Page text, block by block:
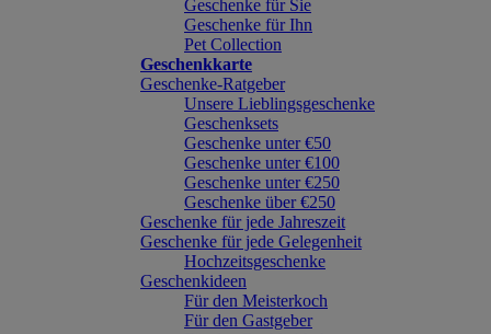
Geschenke für Sie
Geschenke für Ihn
Pet Collection
Geschenkkarte
Geschenke-Ratgeber
Unsere Lieblingsgeschenke
Geschenksets
Geschenke unter €50
Geschenke unter €100
Geschenke unter €250
Geschenke über €250
Geschenke für jede Jahreszeit
Geschenke für jede Gelegenheit
Hochzeitsgeschenke
Geschenkideen
Für den Meisterkoch
Für den Gastgeber